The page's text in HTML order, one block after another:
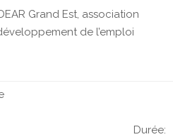
Grand Est, association
de l’emploi
Durée: